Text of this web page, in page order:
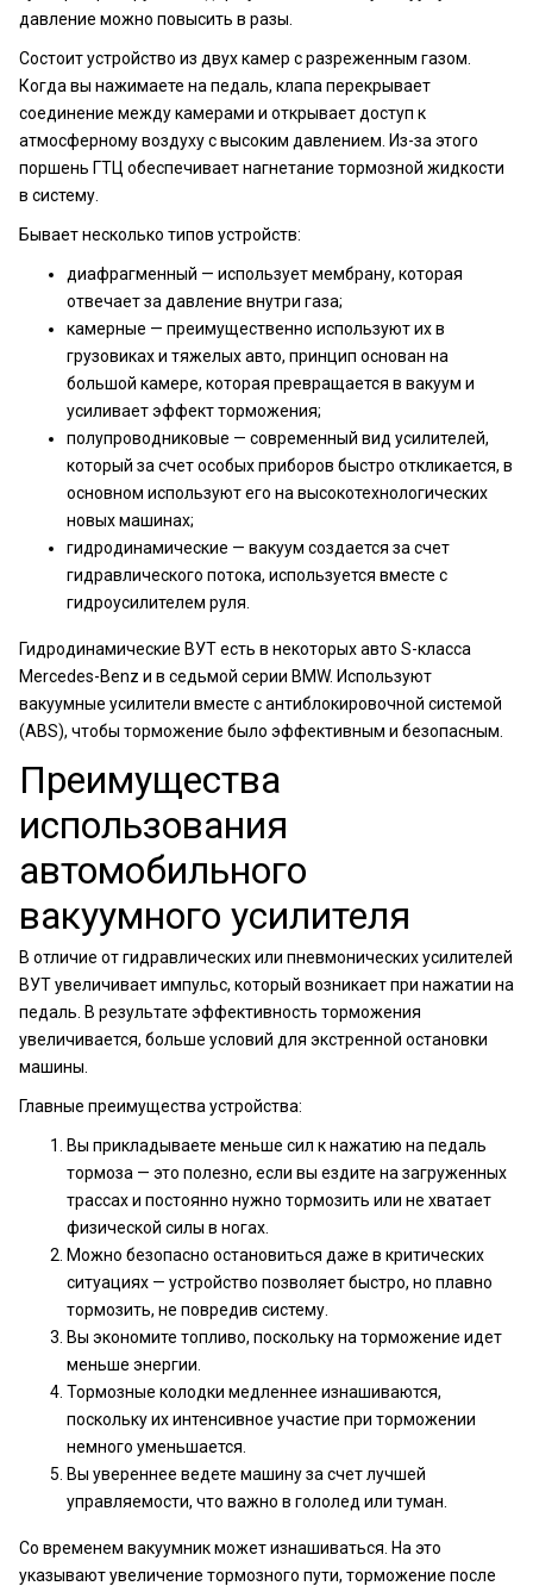
давление можно повысить в разы.
Состоит устройство из двух камер с разреженным газом.
Когда вы нажимаете на педаль, клапа перекрывает
соединение между камерами и открывает доступ к
атмосферному воздуху с высоким давлением. Из-за этого
поршень ГТЦ обеспечивает нагнетание тормозной жидкости
в систему.
Бывает несколько типов устройств:
диафрагменный — использует мембрану, которая
отвечает за давление внутри газа;
камерные — преимущественно используют их в
грузовиках и тяжелых авто, принцип основан на
большой камере, которая превращается в вакуум и
усиливает эффект торможения;
полупроводниковые — современный вид усилителей,
который за счет особых приборов быстро откликается, в
основном используют его на высокотехнологических
новых машинах;
гидродинамические — вакуум создается за счет
гидравлического потока, используется вместе с
гидроусилителем руля.
Гидродинамические ВУТ есть в некоторых авто S-класса
Mercedes-Benz и в седьмой серии BMW. Используют
вакуумные усилители вместе с антиблокировочной системой
(ABS), чтобы торможение было эффективным и безопасным.
Преимущества
использования
автомобильного
вакуумного усилителя
В отличие от гидравлических или пневмонических усилителей
ВУТ увеличивает импульс, который возникает при нажатии на
педаль. В результате эффективность торможения
увеличивается, больше условий для экстренной остановки
машины.
Главные преимущества устройства:
Вы прикладываете меньше сил к нажатию на педаль
тормоза — это полезно, если вы ездите на загруженных
трассах и постоянно нужно тормозить или не хватает
физической силы в ногах.
Можно безопасно остановиться даже в критических
ситуациях — устройство позволяет быстро, но плавно
тормозить, не повредив систему.
Вы экономите топливо, поскольку на торможение идет
меньше энергии.
Тормозные колодки медленнее изнашиваются,
поскольку их интенсивное участие при торможении
немного уменьшается.
Вы увереннее ведете машину за счет лучшей
управляемости, что важно в гололед или туман.
Со временем вакуумник может изнашиваться. На это
указывают увеличение тормозного пути, торможение после